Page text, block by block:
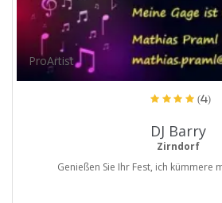
ProArtist
(4)
DJ Barry
Zirndorf
Genießen Sie Ihr Fest, ich kümmere